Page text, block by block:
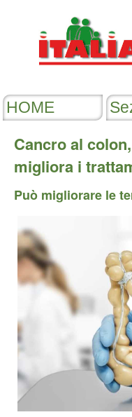
Cancro al
migliora i
Può migliorare le